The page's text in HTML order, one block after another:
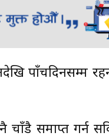
पाँचदिनसम्म
चाँडै समाप्त गर्न